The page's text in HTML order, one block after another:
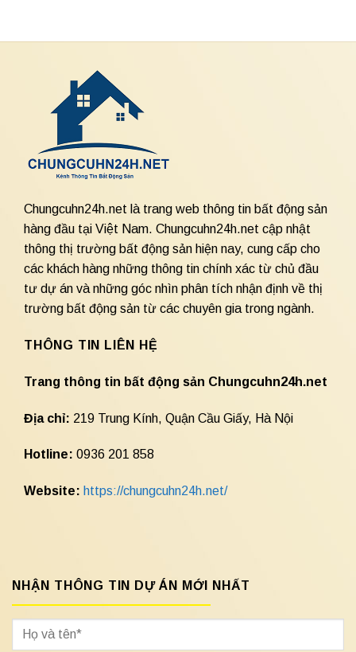
Chungcuhn24h.net là trang web thông tin bất động sản
hàng đầu tại Việt Nam. Chungcuhn24h.net cập nhật
thông thị trường bất động sản hiện nay, cung cấp cho
các khách hàng những thông tin chính xác từ chủ đầu
tư dự án và những góc nhìn phân tích nhận định về thị
trường bất động sản từ các chuyên gia trong ngành.
THÔNG TIN LIÊN HỆ
Trang thông tin bất động sản Chungcuhn24h.net
Địa chỉ: 219 Trung Kính, Quận Cầu Giấy, Hà Nội
Hotline: 0936 201 858
Website: https://chungcuhn24h.net/
NHẬN THÔNG TIN DỰ ÁN MỚI NHẤT